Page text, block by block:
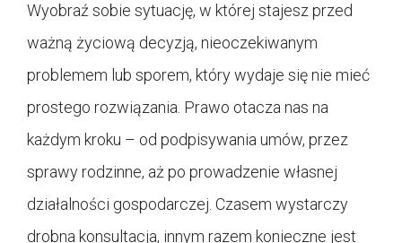
Wyobraź sobie sytuację, w której stajesz przed
ważną życiową decyzją, nieoczekiwanym
problemem lub sporem, który wydaje się nie mieć
prostego rozwiązania. Prawo otacza nas na
każdym kroku – od podpisywania umów, przez
sprawy rodzinne, aż po prowadzenie własnej
działalności gospodarczej. Czasem wystarczy
drobna konsultacja, innym razem konieczne jest